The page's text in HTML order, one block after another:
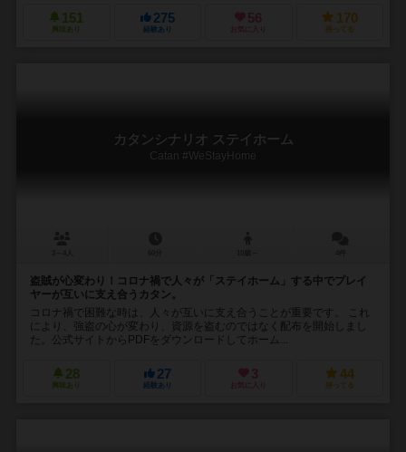
151
興味あり
275
経験あり
56
お気に入り
170
持ってる
カタンシナリオ ステイホーム
Catan #WeStayHome
盗賊が心変わり！コロナ禍で人々が「ステイホーム」する中でプレイ
ヤーが互いに支え合うカタン。
コロナ禍で困難な時は、人々が互いに支え合うことが重要です。 これ
により、強盗の心が変わり、資源を盗むのではなく配布を開始しまし
た。公式サイトからPDFをダウンロードしてホーム...
28
興味あり
27
経験あり
3
お気に入り
44
持ってる